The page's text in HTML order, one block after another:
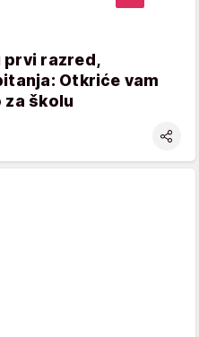
prvi razred,
Otkriće vam
za školu